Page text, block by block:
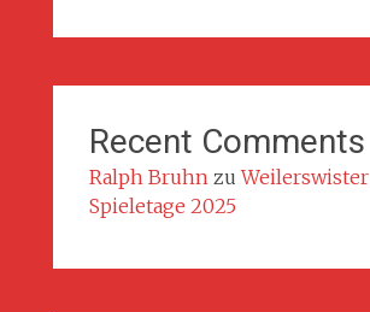
Recent Comments
Ralph Bruhn zuWeilerswister
Spieletage 2025